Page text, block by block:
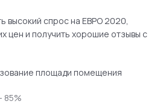
высокий спрос на ЕВРО 2020,
цен и получить хорошие отзывы с
площади помещения
85%